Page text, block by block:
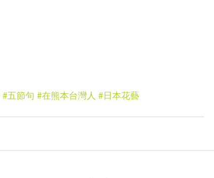
#五節句 #在熊本台灣人 #日本花藝